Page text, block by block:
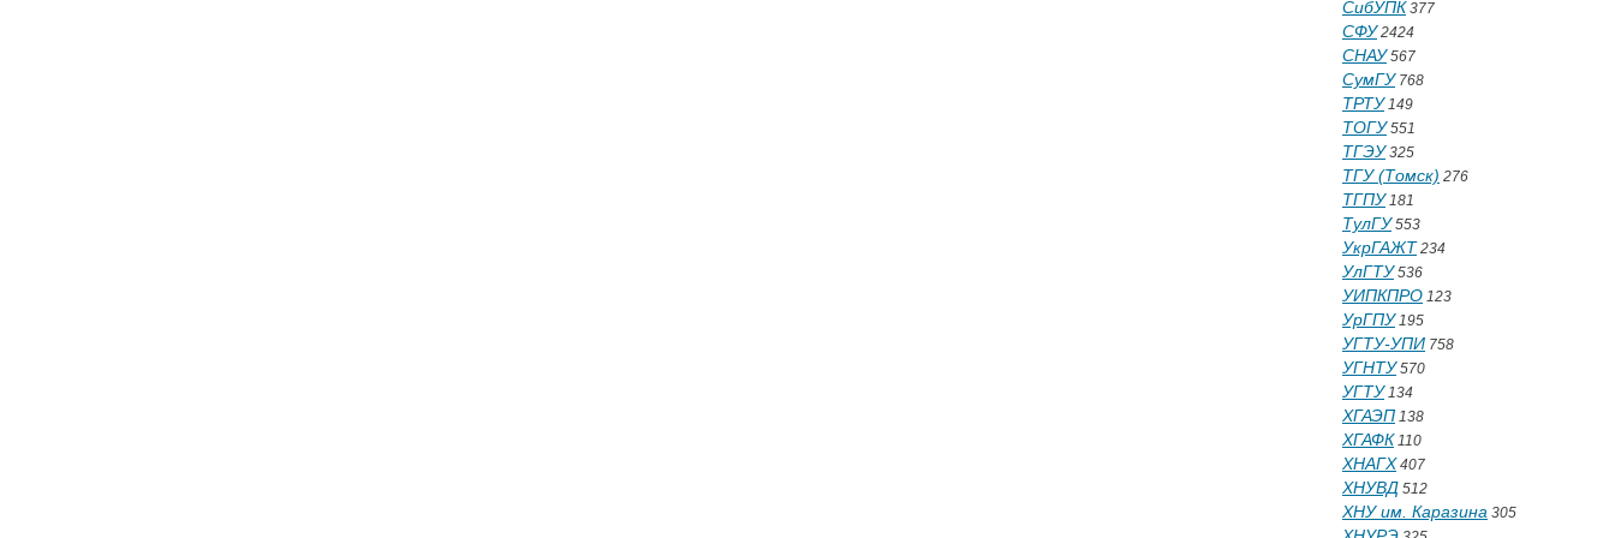
СибУПК 377
СФУ2424
СНАУ567
СумГУ768
ТРТУ149
ТОГУ551
ТГЭУ325
ТГУ (Томск) 276
ТГПУ181
ТулГУ553
УкрГАЖТ 234
УлГТУ536
УИПКПРО 123
УрГПУ195
УГТУ-УПИ 758
УГНТУ570
УГТУ134
ХГАЭП 138
ХГАФК 110
ХНАГХ 407
ХНУВД 512
ХНУ им. Каразина 305